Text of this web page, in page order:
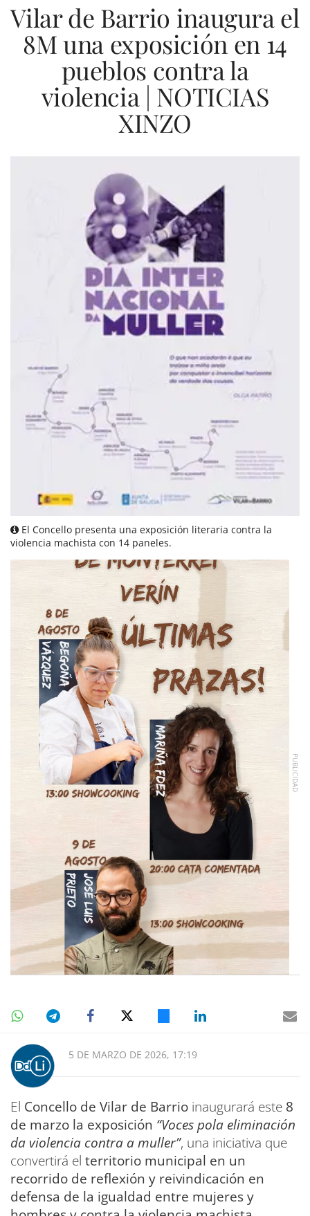
Vilar de Barrio inaugura el
8M una exposición en 14
pueblos contra la
violencia | NOTICIAS
XINZO
El Concello presenta una exposición literaria contra la
violencia machista con 14 paneles.
5 DE MARZO DE 2026, 17:19
El Concello de Vilar de Barrio inaugurará este 8
de marzo la exposición “Voces pola eliminación
da violencia contra a muller”, una iniciativa que
convertirá el territorio municipal en un
recorrido de reflexión y reivindicación en
defensa de la igualdad entre mujeres y